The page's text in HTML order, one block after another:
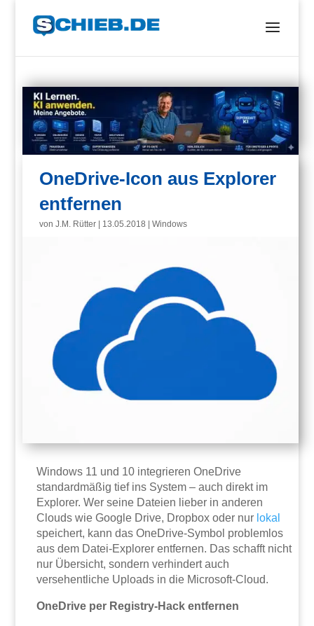
OneDrive-Icon aus Explorer
entfernen
vonJ.M. Rütter 13.05.2018 |Windows
Windows 11 und 10 integrieren OneDrive
standardmäßig tief ins System – auch direkt im
Explorer. Wer seine Dateien lieber in anderen
Clouds wie Google Drive, Dropbox oder nur lokal
speichert, kann das OneDrive-Symbol problemlos
aus dem Datei-Explorer entfernen. Das schafft nicht
nur Übersicht, sondern verhindert auch
versehentliche Uploads in die Microsoft-Cloud.
OneDrive per Registry-Hack entfernen